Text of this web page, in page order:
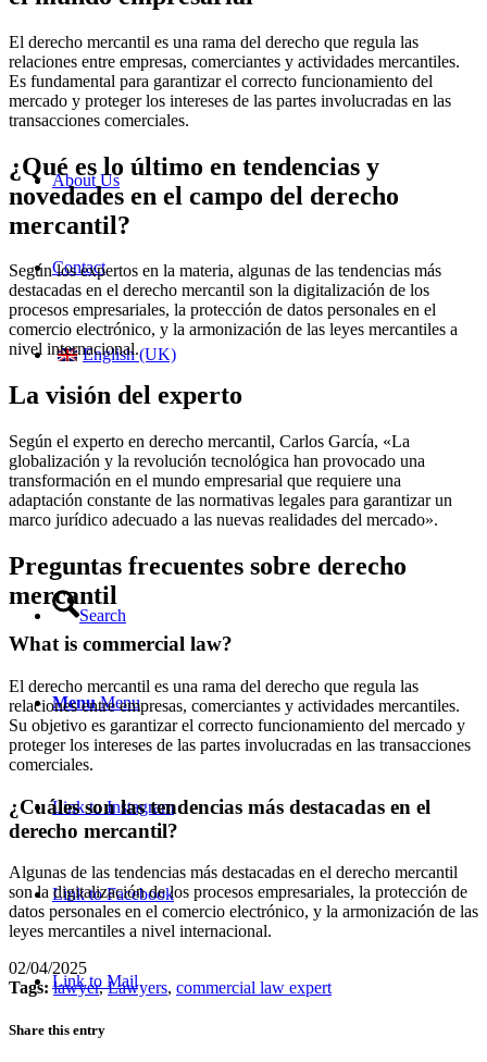
About Us
Contact
English (UK)
Search
Menu Menu
Link to Instagram
Link to Facebook
Link to Mail
El derecho mercantil es una rama del derecho que regula las
relaciones entre empresas, comerciantes y actividades mercantiles.
Es fundamental para garantizar el correcto funcionamiento del
mercado y proteger los intereses de las partes involucradas en las
transacciones comerciales.
¿Qué es lo último en tendencias y
novedades en el campo del derecho
mercantil?
Según los expertos en la materia, algunas de las tendencias más
destacadas en el derecho mercantil son la digitalización de los
procesos empresariales, la protección de datos personales en el
comercio electrónico, y la armonización de las leyes mercantiles a
nivel internacional.
La visión del experto
Según el experto en derecho mercantil, Carlos García, «La
globalización y la revolución tecnológica han provocado una
transformación en el mundo empresarial que requiere una
adaptación constante de las normativas legales para garantizar un
marco jurídico adecuado a las nuevas realidades del mercado».
Preguntas frecuentes sobre derecho
mercantil
What is commercial law?
El derecho mercantil es una rama del derecho que regula las
relaciones entre empresas, comerciantes y actividades mercantiles.
Su objetivo es garantizar el correcto funcionamiento del mercado y
proteger los intereses de las partes involucradas en las transacciones
comerciales.
¿Cuáles son las tendencias más destacadas en el
derecho mercantil?
Algunas de las tendencias más destacadas en el derecho mercantil
son la digitalización de los procesos empresariales, la protección de
datos personales en el comercio electrónico, y la armonización de las
leyes mercantiles a nivel internacional.
02/04/2025
Tags: lawyer,Lawyers, commercial law expert
Share this entry